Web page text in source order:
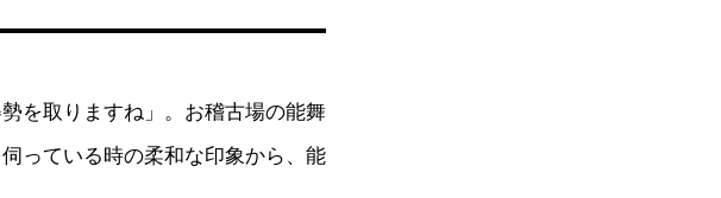
を取りますね」。お稽古場の能舞
っている時の柔和な印象から、能